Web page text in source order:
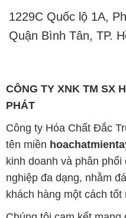
1229C Quốc lộ 1A,
Quận Bình Tân, TP.
CÔNG TY XNK TM SX
PHÁT
Công ty Hóa Chất Đắc
tên miền
kinh doanh và phân
nghiệp đa dạng, nhằm
khách hàng một cách tốt